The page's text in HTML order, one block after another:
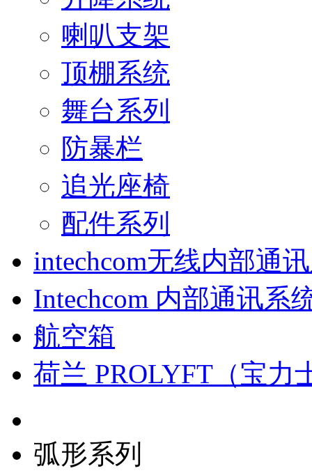
喇叭支架
顶棚系统
舞台系列
防暴栏
追光座椅
配件系列
intechcom无线内部通
Intechcom 内部通讯系
航空箱
荷兰 PROLYFT（宝力
弧形系列